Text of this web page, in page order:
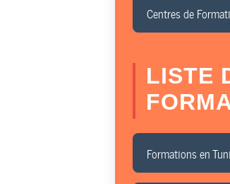
Centres de
LISTE
Formations en